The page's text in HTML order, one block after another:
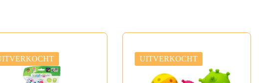
UITVERKOCHT